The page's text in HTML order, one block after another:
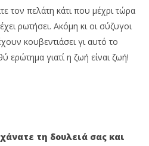
τον πελάτη κάτι που μέχρι τώρα
ρωτήσει. Ακόμη κι οι σύζυγοι
κουβεντιάσει γι αυτό το
ερώτημα γιατί η ζωή είναι ζωή!
τη δουλειά σας και